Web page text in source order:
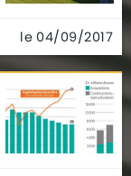
le 04/09/2017